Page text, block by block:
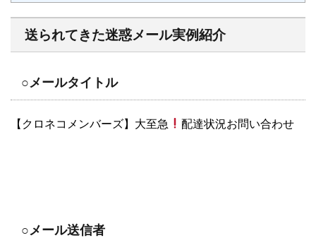
送られてきた迷惑メール実例紹介
○メールタイトル
【クロネコメンバーズ】大至急 配達状況お問い合わせ
○メール送信者